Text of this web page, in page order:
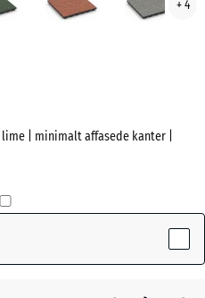
græs
+ 4
| minimalt affasede kanter |